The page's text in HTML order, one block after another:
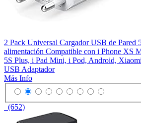
2 Pack Universal Cargador USB de Pared
alimentación Compatible con i Phone XS
5S Plus, i Pad Mini, i Pod, Android,
USB Adaptador
Más Info
(652)